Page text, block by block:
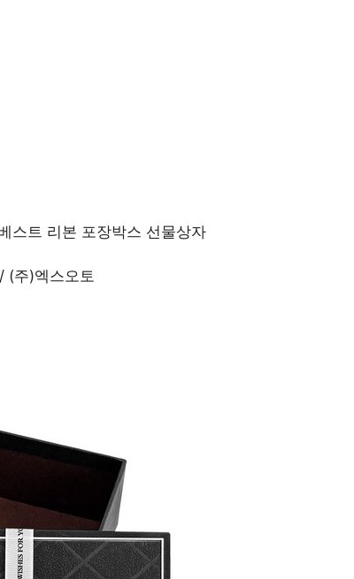
스트 리본 포장박스 선물상자
(주)엑스오토